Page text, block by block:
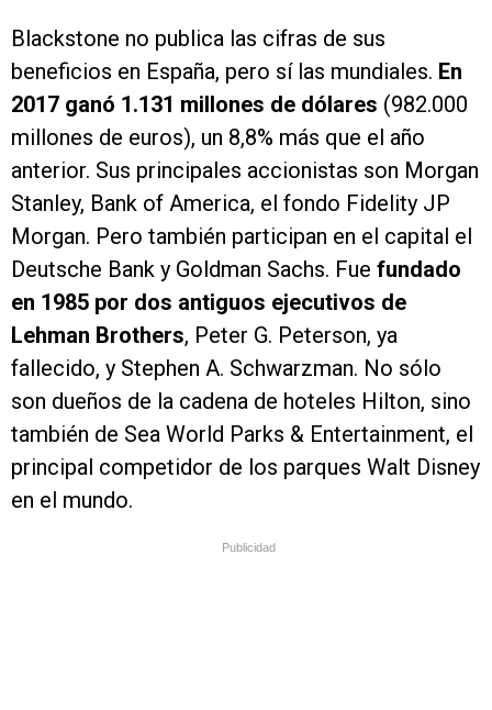
Blackstone no publica las cifras de sus
beneficios en España, pero sí las mundiales. En
2017 ganó 1.131 millones de dólares (982.000
millones de euros), un 8,8% más que el año
anterior. Sus principales accionistas son Morgan
Stanley, Bank of America, el fondo Fidelity JP
Morgan. Pero también participan en el capital el
Deutsche Bank y Goldman Sachs. Fue fundado
en 1985 por dos antiguos ejecutivos de
Lehman Brothers, Peter G. Peterson, ya
fallecido, y Stephen A. Schwarzman. No sólo
son dueños de la cadena de hoteles Hilton, sino
también de Sea World Parks & Entertainment, el
principal competidor de los parques Walt Disney
en el mundo.
Publicidad